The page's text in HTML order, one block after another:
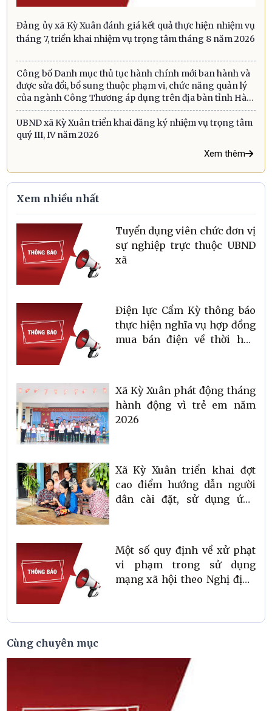
Đảng ủy xã Kỳ Xuân đánh giá kết quả thực hiện nhiệm vụ
tháng 7, triển khai nhiệm vụ trọng tâm tháng 8 năm 2026
Công bố Danh mục thủ tục hành chính mới ban hành và
được sửa đổi, bổ sung thuộc phạm vi, chức năng quản lý
của ngành Công Thương áp dụng trên địa bàn tỉnh Hà
Tĩnh
UBND xã Kỳ Xuân triển khai đăng ký nhiệm vụ trọng tâm
quý III, IV năm 2026
Xem thêm
Xem nhiều nhất
Tuyển dụng viên chức đơn vị
sự nghiệp trực thuộc UBND
xã
Điện lực Cẩm Kỳ thông báo
thực hiện nghĩa vụ hợp đồng
mua bán điện về thời hạn
Xã Kỳ Xuân phát động tháng
hành động vì trẻ em năm
2026
Xã Kỳ Xuân triển khai đợt
cao điểm hướng dẫn người
dân cài đặt, sử dụng ứng
Một số quy định về xử phạt
vi phạm trong sử dụng
mạng xã hội theo Nghị định
Cùng chuyên mục